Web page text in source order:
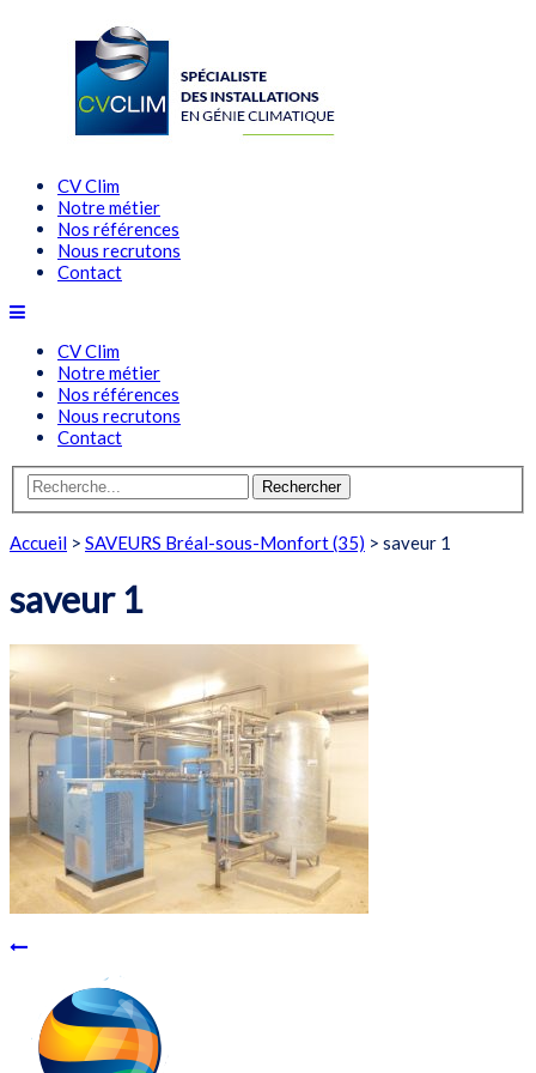
CV Clim
Notre métier
Nos références
Nous recrutons
Contact
CV Clim
Notre métier
Nos références
Nous recrutons
Contact
Rechercher
Accueil > SAVEURS Bréal-sous-Monfort (35) > saveur 1
saveur 1